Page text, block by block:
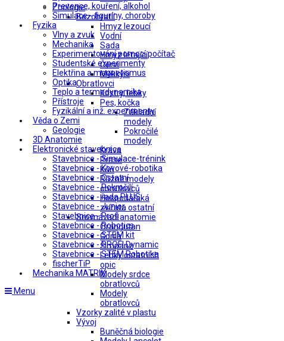
Prevence, kouření, alkohol
Simulace - figuríny, choroby
Fyzika
Vlny a zvuk
Mechanika
Experimentování pomocí počítač
Studentské experimenty
Elektřina a magnetismus
Optika
Teplo a termodynamika
Přístroje
Fyzikální a inž. experimenty
Věda o Zemi
Geologie
3D Anatomie
Elektronické stavebnice
Stavebnice - Simulace-trénink
Stavebnice - Kovové-robotika
Stavebnice - Ostatní
Stavebnice - Pokročilí
Stavebnice - řada PLUS
Stavebnice - Junior
Stavebnice - Profi
Stavebnice - Robotics
Stavebnice - STEM kit
Stavebnice - PROFI Dynamic
Stavebnice - STEM Robotika
fischerTiP
Mechanika MATRIX
Menu
Zoologie
Bezobratlí
Hmyz lezoucí
Vodní
Sada
Hmyz létající
Červi
Měkkýši
Obratlovci
Kostry, lebky
Pes, kočka
Základní
modely
Pokročilé
modely
Kráva
Prase
Kůň
Různé modely
obratlovců
Hospodářská
zvířata ostatní
Srovnávací anatomie
Orangutan
Gorila
Šimpanz
Lebky ostatních
opic
Modely srdce
obratlovců
Modely
obratlovců
Vzorky zalité v plastu
Vývoj
Buněčná biologie